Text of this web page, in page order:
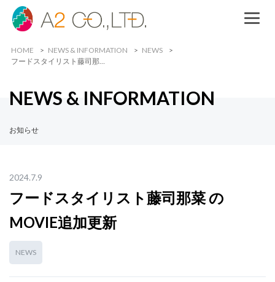
HOME NEWS & INFORMATION
NEWS
フードスタイリスト藤司那…
NEWS & INFORMATION
お知らせ
2024.7.9
フードスタイリスト藤司那菜 の
MOVIE追加更新
NEWS